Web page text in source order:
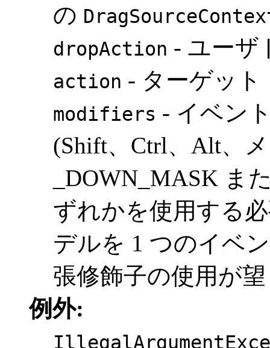
の
dropAction - ユーザ
action - ターゲッ
modifiers - イベン
(Shift、Ctrl、Alt、
_DOWN_MASK ま
ずれかを使用する
デルを 1 つのイベ
張修飾子の使用が
例外: